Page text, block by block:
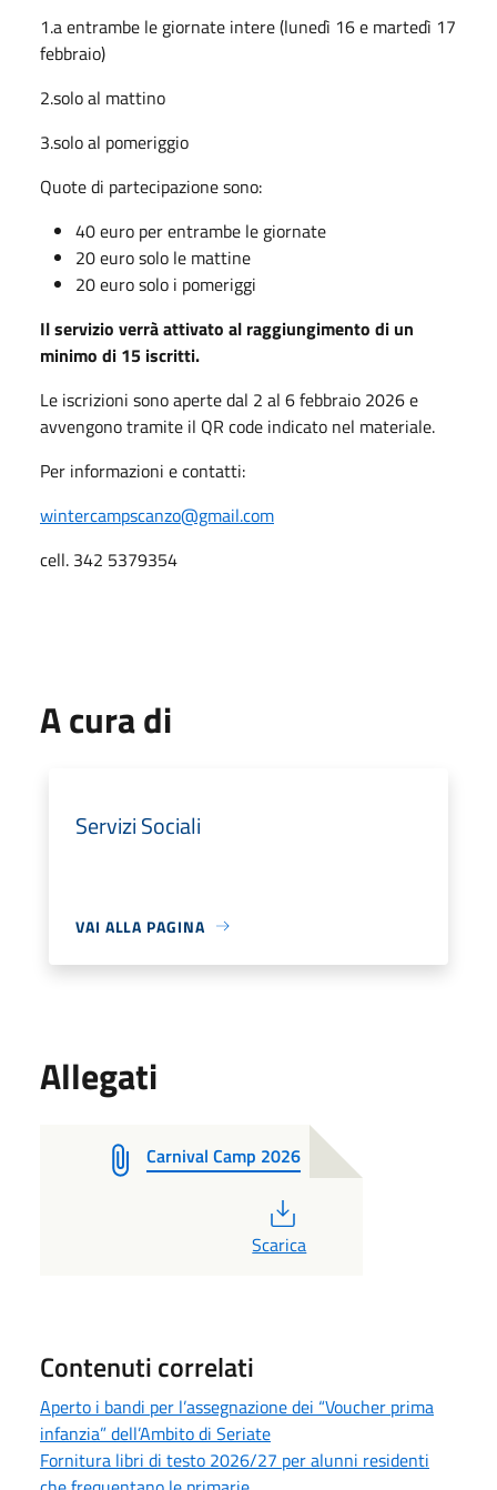
1.a entrambe le giornate intere (lunedì 16 e martedì 17
febbraio)
2.solo al mattino
3.solo al pomeriggio
Quote di partecipazione sono:
40 euro per entrambe le giornate
20 euro solo le mattine
20 euro solo i pomeriggi
Il servizio verrà attivato al raggiungimento di un
minimo di 15 iscritti.
Le iscrizioni sono aperte dal 2 al 6 febbraio 2026 e
avvengono tramite il QR code indicato nel materiale.
Per informazioni e contatti:
wintercampscanzo@gmail.com
cell. 342 5379354
A cura di
Servizi Sociali
VAI ALLA PAGINA
Allegati
Carnival Camp 2026
Scarica
Contenuti correlati
Aperto i bandi per l’assegnazione dei “Voucher prima
infanzia” dell’Ambito di Seriate
Fornitura libri di testo 2026/27 per alunni residenti